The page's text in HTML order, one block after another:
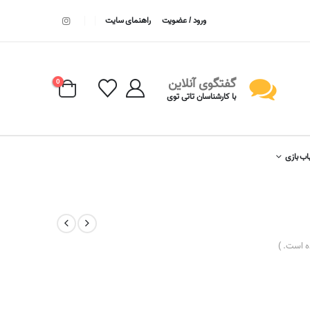
ورود / عضویت راهنمای سایت
گفتگوی آنلاین
با کارشناسان تاتی توی
0
بازی
است. )